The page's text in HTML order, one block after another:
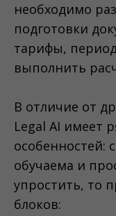
необходимо
подготовки
тарифы,
выполнить
В отличие от
Legal AI имеет
особенностей:
обучаема и
упростить, то
блоков: